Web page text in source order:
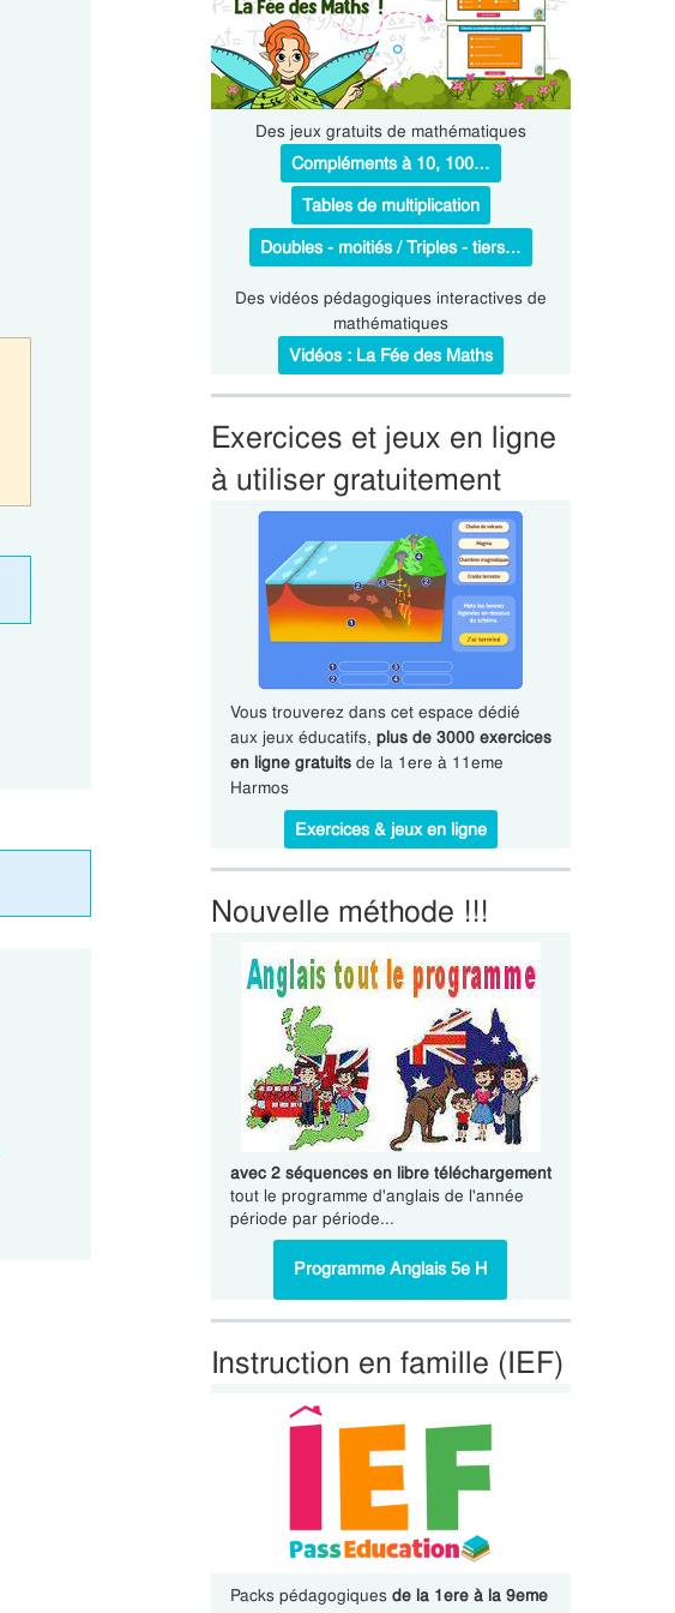
Des jeux gratuits de mathématiques
Compléments à 10, 100…
Tables de multiplication
Doubles - moitiés / Triples - tiers…
Des vidéos pédagogiques interactives de
mathématiques
Vidéos : La Fée des Maths
Exercices et jeux en ligne
à utiliser gratuitement
Vous trouverez dans cet espace dédié
aux jeux éducatifs, plus de 3000 exercices
en ligne gratuitsde la 1ere à 11eme
Harmos
Exercices & jeux en ligne
Nouvelle méthode !!!
avec 2 séquences en libre téléchargement
tout le programme d'anglais de l'année
période par période...
Programme Anglais 5e H
Instruction en famille (IEF)
Packs pédagogiques de la 1ere à la 9eme